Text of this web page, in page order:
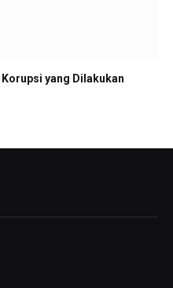
yang Dilakukan